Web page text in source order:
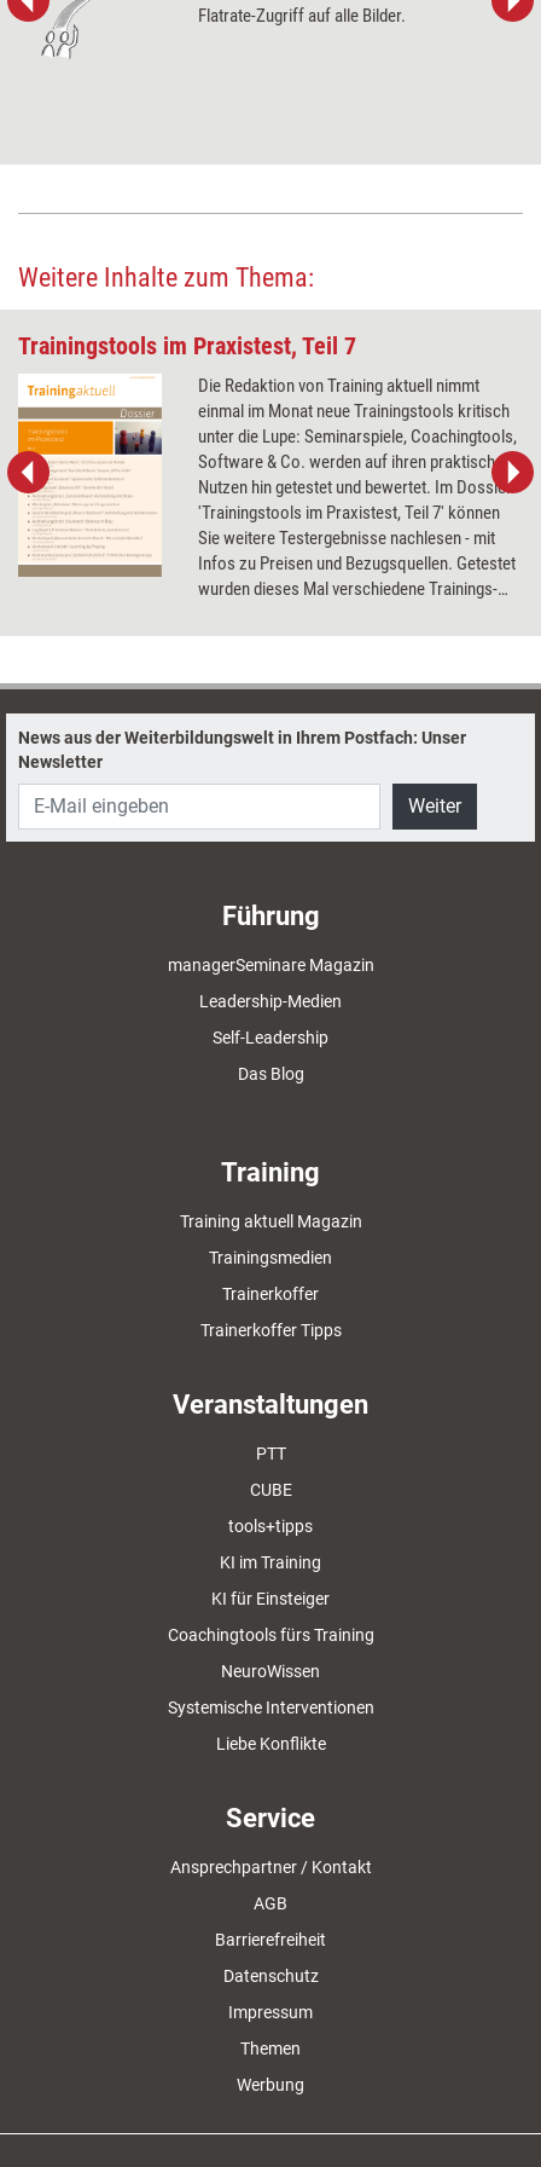
Flatrate-Zugriff auf alle Bilder.
Weitere Inhalte zum Thema:
Trainingstools im Praxistest, Teil 7
Die Redaktion von Training aktuell nimmt
einmal im Monat neue Trainingstools kritisch
unter die Lupe: Seminarspiele, Coachingtools,
Software & Co. werden auf ihren praktischen
Nutzen hin getestet und bewertet. Im Dossier
'Trainingstools im Praxistest, Teil 7' können
Sie weitere Testergebnisse nachlesen - mit
Infos zu Preisen und Bezugsquellen. Getestet
wurden dieses Mal verschiedene Trainings-
und mehrere Aufstellungsbretter.
News aus der Weiterbildungswelt in Ihrem Postfach: Unser
Newsletter
Weiter
Führung
managerSeminare Magazin
Leadership-Medien
Self-Leadership
Das Blog
Training
Training aktuell Magazin
Trainingsmedien
Trainerkoffer
Trainerkoffer Tipps
Veranstaltungen
PTT
CUBE
tools+tipps
KI im Training
KI für Einsteiger
Coachingtools fürs Training
NeuroWissen
Systemische Interventionen
Liebe Konflikte
Service
Ansprechpartner / Kontakt
AGB
Barrierefreiheit
Datenschutz
Impressum
Themen
Werbung